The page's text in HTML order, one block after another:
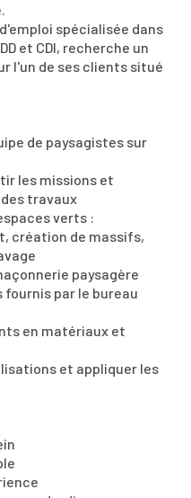
spécialisée dans
et CDI, recherche un
l'un de ses clients situé
de paysagistes sur
les missions et
travaux
verts :
création de massifs,
paysagère
par le bureau
en matériaux et
et appliquer les